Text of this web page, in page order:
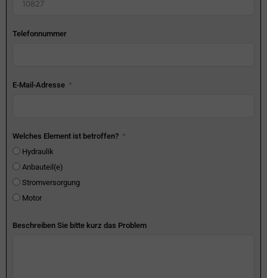
Telefonnummer
E-Mail-Adresse
Welches Element ist betroffen?
Hydraulik
Anbauteil(e)
Stromversorgung
Motor
Beschreiben Sie bitte kurz das Problem